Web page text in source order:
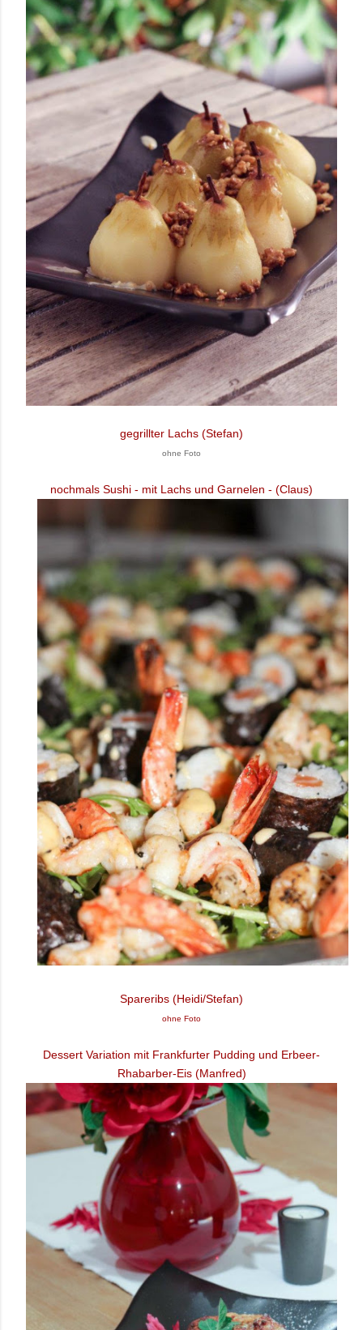
gegrillter Lachs (Stefan)
ohne Foto
nochmals Sushi - mit Lachs und Garnelen - (Claus)
Spareribs (Heidi/Stefan)
ohne Foto
Dessert Variation mit Frankfurter Pudding und Erbeer-
Rhabarber-Eis (Manfred)